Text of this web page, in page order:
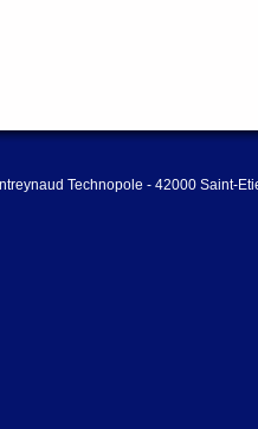
Technopole - 42000 Saint-